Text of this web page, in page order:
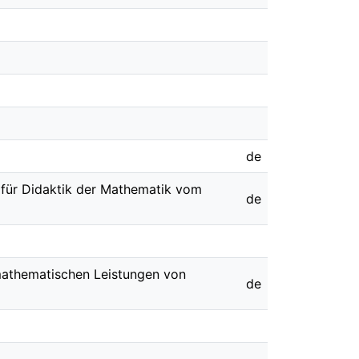
de
Didaktik der Mathematik vom
de
Leistungen von
de